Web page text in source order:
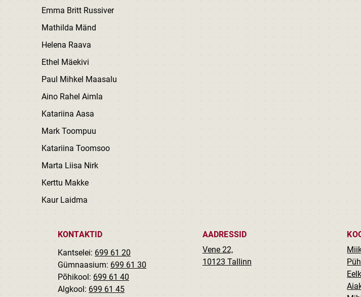
Emma Britt Russiver
Mathilda Mänd
Helena Raava
Ethel Mäekivi
Paul Mihkel Maasalu
Aino Rahel Aimla
Katariina Aasa
Mark Toompuu
Katariina Toomsoo
Marta Liisa Nirk
Kerttu Makke
Kaur Laidma
KONTAKTID
Kantselei: 699 61 20
Gümnaasium: 699 61 30
Põhikool: 699 61 40
Algkool: 699 61 45
AADRESSID
Vene 22,
10123 Tallinn